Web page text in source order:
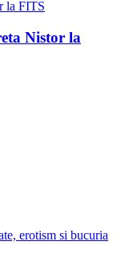
Nistor la